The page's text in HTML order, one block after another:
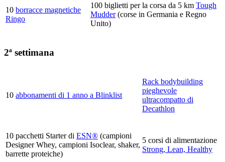
10 borracce magnetiche
Ringo
100 biglietti per la corsa da 5 km Tough
Mudder(corse in Germania e Regno
Unito)
2ª settimana
10 abbonamenti di 1 anno a Blinklist
Rack bodybuilding
pieghevole
ultracompatto di
Decathlon
10 pacchetti Starter di ESN® (campioni
Designer Whey, campioni Isoclear, shaker,
barrette proteiche)
5 corsi di alimentazione
Strong, Lean, Healthy